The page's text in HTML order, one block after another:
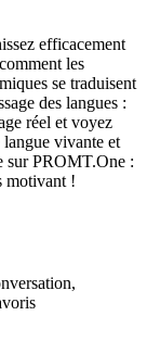
efficacement
les
se traduisent
des langues :
réel et voyez
vivante et
sur PROMT.One :
motivant !